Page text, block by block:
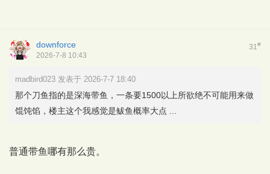
31#
downforce
2026-7-8 10:43
madbird023 发表于 2026-7-7 18:40
那个刀鱼指的是深海带鱼，一条要1500以上所欲绝不可能用来做
馄饨馅，楼主这个我感觉是鲅鱼概率大点 ...
普通带鱼哪有那么贵。